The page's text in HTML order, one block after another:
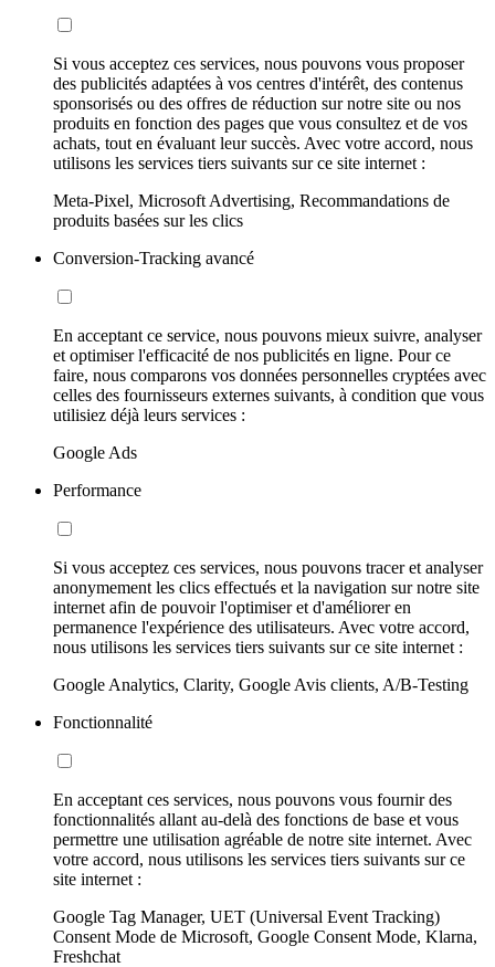
Si vous acceptez ces services, nous pouvons vous proposer
des publicités adaptées à vos centres d'intérêt, des contenus
sponsorisés ou des offres de réduction sur notre site ou nos
produits en fonction des pages que vous consultez et de vos
achats, tout en évaluant leur succès. Avec votre accord, nous
utilisons les services tiers suivants sur ce site internet :
Meta-Pixel, Microsoft Advertising, Recommandations de
produits basées sur les clics
Conversion-Tracking avancé
En acceptant ce service, nous pouvons mieux suivre, analyser
et optimiser l'efficacité de nos publicités en ligne. Pour ce
faire, nous comparons vos données personnelles cryptées avec
celles des fournisseurs externes suivants, à condition que vous
utilisiez déjà leurs services :
Google Ads
Performance
Si vous acceptez ces services, nous pouvons tracer et analyser
anonymement les clics effectués et la navigation sur notre site
internet afin de pouvoir l'optimiser et d'améliorer en
permanence l'expérience des utilisateurs. Avec votre accord,
nous utilisons les services tiers suivants sur ce site internet :
Google Analytics, Clarity, Google Avis clients, A/B-Testing
Fonctionnalité
En acceptant ces services, nous pouvons vous fournir des
fonctionnalités allant au-delà des fonctions de base et vous
permettre une utilisation agréable de notre site internet. Avec
votre accord, nous utilisons les services tiers suivants sur ce
site internet :
Google Tag Manager, UET (Universal Event Tracking)
Consent Mode de Microsoft, Google Consent Mode, Klarna,
Freshchat